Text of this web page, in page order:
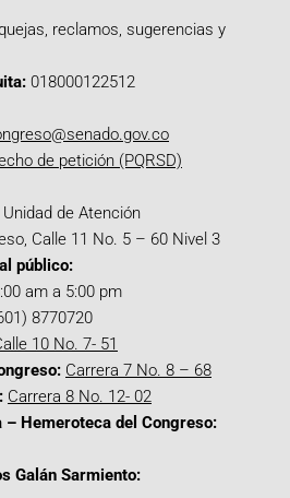
reclamos, sugerencias y
018000122512
de petición (PQRSD)
Unidad de Atención
Calle 11 No. 5 – 60 Nivel 3
público:
am a 5:00 pm
8770720
10 No. 7- 51
Carrera 7 No. 8 – 68
Carrera 8 No. 12- 02
– Hemeroteca del Congreso:
Galán Sarmiento: